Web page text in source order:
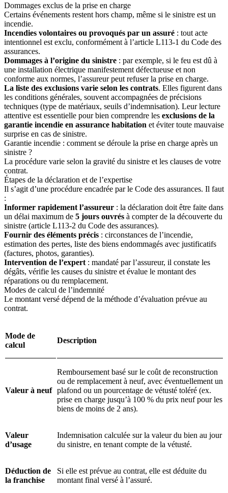
Dommages exclus de la prise en charge
Certains événements restent hors champ, même si le sinistre est un
incendie.
Incendies volontaires ou provoqués par un assuré : tout acte
intentionnel est exclu, conformément à l’article L113-1 du Code des
assurances.
Dommages à l’origine du sinistre : par exemple, si le feu est dû à
une installation électrique manifestement défectueuse et non
conforme aux normes, l’assureur peut refuser la prise en charge.
La liste des exclusions varie selon les contrats. Elles figurent dans
les conditions générales, souvent accompagnées de précisions
techniques (type de matériaux, seuils d’indemnisation). Leur lecture
attentive est essentielle pour bien comprendre les exclusions de la
garantie incendie en assurance habitation et éviter toute mauvaise
surprise en cas de sinistre.
Garantie incendie : comment se déroule la prise en charge après un
sinistre ?
La procédure varie selon la gravité du sinistre et les clauses de votre
contrat.
Étapes de la déclaration et de l’expertise
Il s’agit d’une procédure encadrée par le Code des assurances. Il faut
:
Informer rapidement l’assureur : la déclaration doit être faite dans
un délai maximum de 5 jours ouvrés à compter de la découverte du
sinistre (article L113-2 du Code des assurances).
Fournir des éléments précis : circonstances de l’incendie,
estimation des pertes, liste des biens endommagés avec justificatifs
(factures, photos, garanties).
Intervention de l’expert : mandaté par l’assureur, il constate les
dégâts, vérifie les causes du sinistre et évalue le montant des
réparations ou du remplacement.
Modes de calcul de l’indemnité
Le montant versé dépend de la méthode d’évaluation prévue au
contrat.
Mode de
calcul
Description
Valeur à neuf
Remboursement basé sur le coût de reconstruction
ou de remplacement à neuf, avec éventuellement un
plafond ou un pourcentage de vétusté toléré (ex.
prise en charge jusqu’à 100 % du prix neuf pour les
biens de moins de 2 ans).
Valeur
d’usage
Indemnisation calculée sur la valeur du bien au jour
du sinistre, en tenant compte de la vétusté.
Déduction de
la franchise
Si elle est prévue au contrat, elle est déduite du
montant final versé à l’assuré.